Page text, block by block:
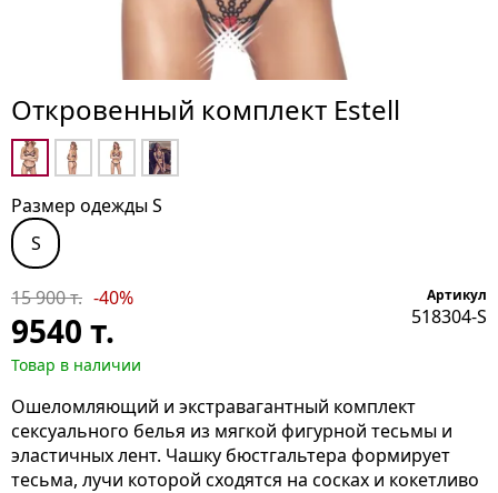
Откровенный комплект Estell
Размер одежды S
S
15 900 т. -40%
9540 т.
Товар в наличии
Артикул
518304-S
Ошеломляющий и экстравагантный комплект
сексуального белья из мягкой фигурной тесьмы и
эластичных лент. Чашку бюстгальтера формирует
тесьма, лучи которой сходятся на сосках и кокетливо